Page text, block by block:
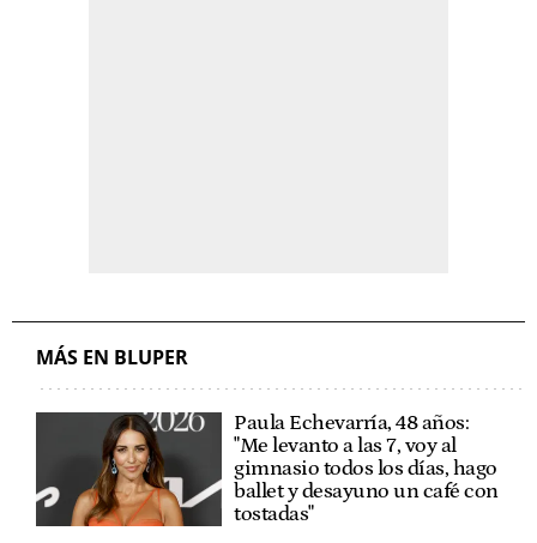
MÁS EN BLUPER
Paula Echevarría, 48 años:
"Me levanto a las 7, voy al
gimnasio todos los días, hago
ballet y desayuno un café con
tostadas"